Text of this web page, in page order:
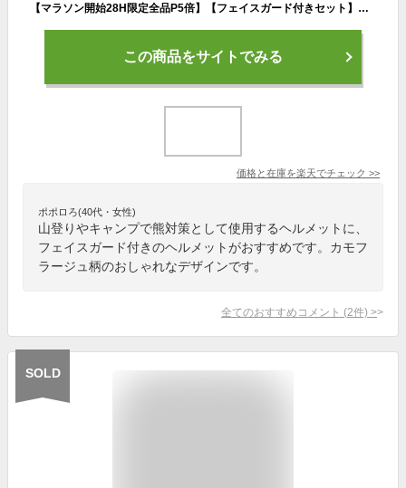
【マラソン開始28H限定全品P5倍】【フェイスガード付きセット】スモールジェットヘルメット ハンドステッチ仕上げ NEO VINTAGE SERIES VT-11 ARMY B-88 迷彩 [シティ迷彩]FREEサイズ(57-60cm未満) メンズ レディース 兼用品 SG規格 全排気量対応 バイク用
この商品をサイトでみる
価格と在庫を楽天でチェック >>
ポポロろ(40代・女性)
山登りやキャンプで熊対策として使用するヘルメットに、
フェイスガード付きのヘルメットがおすすめです。カモフ
ラージュ柄のおしゃれなデザインです。
全てのおすすめコメント (2件) >
SOLD